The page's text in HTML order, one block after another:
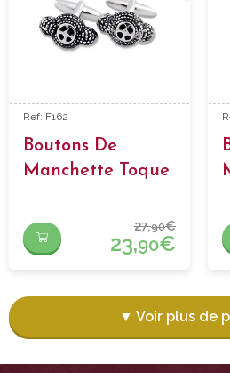
Ref: F162
Boutons De
Manchette Toque
27,90€
23,90€
▼ Voir plus de